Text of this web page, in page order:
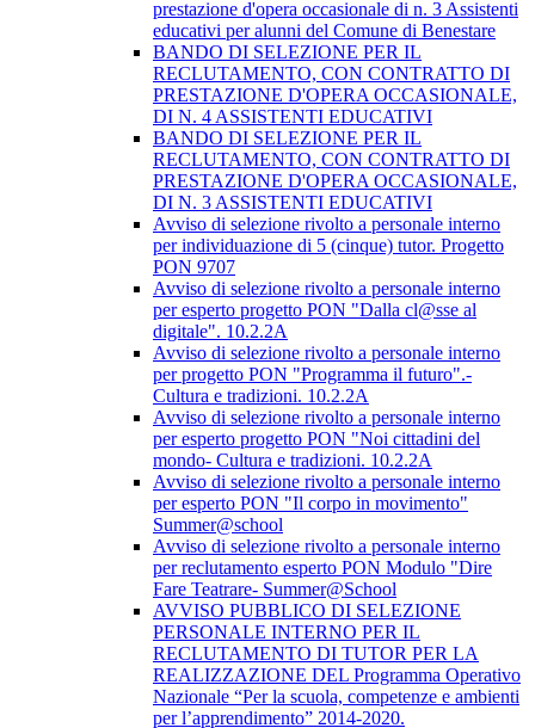
prestazione d'opera occasionale di n. 3 Assistenti
educativi per alunni del Comune di Benestare
BANDO DI SELEZIONE PER IL
RECLUTAMENTO, CON CONTRATTO DI
PRESTAZIONE D'OPERA OCCASIONALE,
DI N. 4 ASSISTENTI EDUCATIVI
BANDO DI SELEZIONE PER IL
RECLUTAMENTO, CON CONTRATTO DI
PRESTAZIONE D'OPERA OCCASIONALE,
DI N. 3 ASSISTENTI EDUCATIVI
Avviso di selezione rivolto a personale interno
per individuazione di 5 (cinque) tutor. Progetto
PON 9707
Avviso di selezione rivolto a personale interno
per esperto progetto PON "Dalla cl@sse al
digitale". 10.2.2A
Avviso di selezione rivolto a personale interno
per progetto PON "Programma il futuro".-
Cultura e tradizioni. 10.2.2A
Avviso di selezione rivolto a personale interno
per esperto progetto PON "Noi cittadini del
mondo- Cultura e tradizioni. 10.2.2A
Avviso di selezione rivolto a personale interno
per esperto PON "Il corpo in movimento"
Summer@school
Avviso di selezione rivolto a personale interno
per reclutamento esperto PON Modulo "Dire
Fare Teatrare- Summer@School
AVVISO PUBBLICO DI SELEZIONE
PERSONALE INTERNO PER IL
RECLUTAMENTO DI TUTOR PER LA
REALIZZAZIONE DEL Programma Operativo
Nazionale “Per la scuola, competenze e ambienti
per l’apprendimento” 2014-2020.